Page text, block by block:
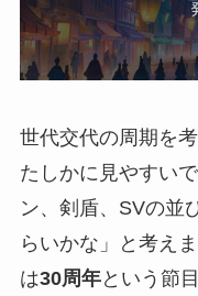
世代交代の周期を
たしかに見やすい
ン、剣盾、SVの並
らいかな」と考え
は30周年という節